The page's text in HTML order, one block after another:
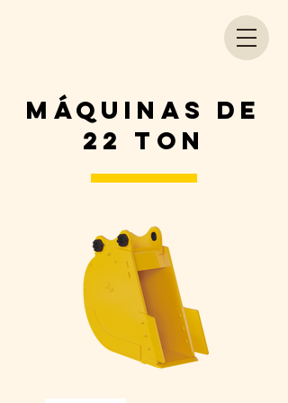
máquinas de
22 Ton